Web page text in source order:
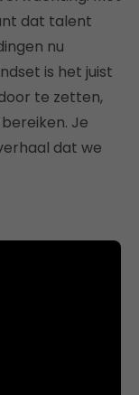
dat talent
nu
is het juist
te zetten,
Je
dat we